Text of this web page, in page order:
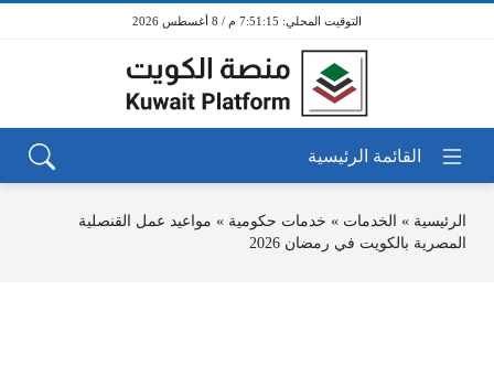
7:51:16 م / 8 أغسطس 2026
الرئيسية » الخدمات » خدمات حكومية » مواعيد عمل القنصلية
المصرية بالكويت في رمضان 2026